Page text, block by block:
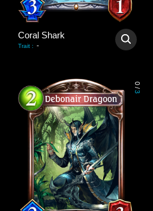
Coral Shark
Trait : -
0
/
3